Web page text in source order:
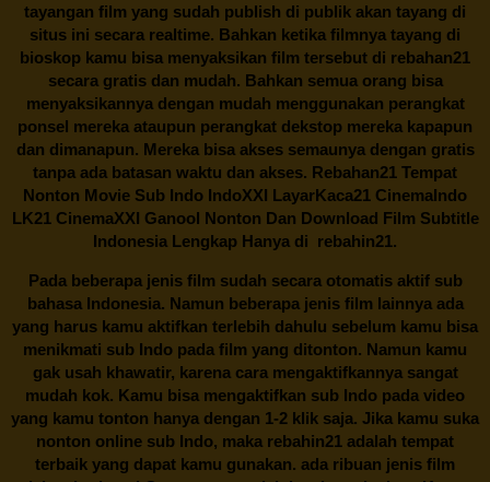
tayangan film yang sudah publish di publik akan tayang di
situs ini secara realtime. Bahkan ketika filmnya tayang di
bioskop kamu bisa menyaksikan film tersebut di rebahan21
secara gratis dan mudah. Bahkan semua orang bisa
menyaksikannya dengan mudah menggunakan perangkat
ponsel mereka ataupun perangkat dekstop mereka kapapun
dan dimanapun. Mereka bisa akses semaunya dengan gratis
tanpa ada batasan waktu dan akses. Rebahan21 Tempat
Nonton Movie Sub Indo IndoXXI LayarKaca21 CinemaIndo
LK21 CinemaXXI Ganool Nonton Dan Download Film Subtitle
Indonesia Lengkap Hanya di rebahin21.
Pada beberapa jenis film sudah secara otomatis aktif sub
bahasa Indonesia. Namun beberapa jenis film lainnya ada
yang harus kamu aktifkan terlebih dahulu sebelum kamu bisa
menikmati sub Indo pada film yang ditonton. Namun kamu
gak usah khawatir, karena cara mengaktifkannya sangat
mudah kok. Kamu bisa mengaktifkan sub Indo pada video
yang kamu tonton hanya dengan 1-2 klik saja. Jika kamu suka
nonton online sub Indo, maka rebahin21 adalah tempat
terbaik yang dapat kamu gunakan. ada ribuan jenis film